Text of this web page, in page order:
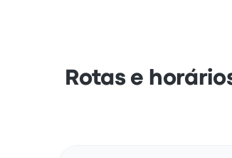
Rotas e